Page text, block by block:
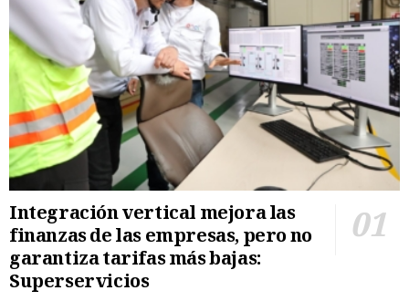
Integración vertical mejora las
finanzas de las empresas, pero no
garantiza tarifas más bajas:
Superservicios